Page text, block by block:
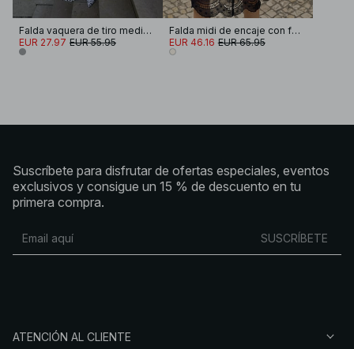
Falda vaquera de tiro medio al revés
EUR 27.97 EUR 55.95
Falda midi de encaje con forma de capullo
EUR 46.16 EUR 65.95
Suscríbete para disfrutar de ofertas especiales, eventos
exclusivos y consigue un 15 % de descuento en tu
primera compra.
SUSCRÍBETE
ATENCIÓN AL CLIENTE